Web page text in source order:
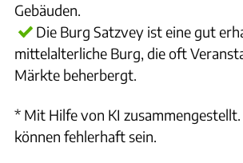
Gebäuden.
Die Burg Satzvey ist eine gut
mittelalterliche Burg, die oft
Märkte beherbergt.
* Mit Hilfe von KI
können fehlerhaft sein.